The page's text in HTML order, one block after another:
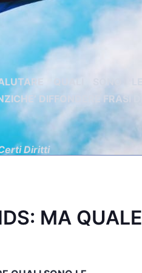
QUALI SONO LE
DIFFONDERE FRASI DI
Diritti
MA QUALE